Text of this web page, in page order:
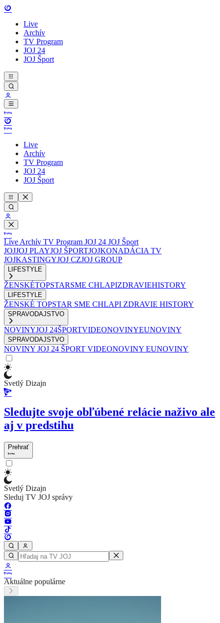
Live
Archív
TV Program
JOJ 24
JOJ Šport
Live
Archív
TV Program
JOJ 24
JOJ Šport
Live Archív TV Program JOJ 24 JOJ Šport
JOJJOJ PLAYJOJ ŠPORTJOJKONADÁCIA TV
JOJKASTINGYJOJ CZJOJ GROUP
LIFESTYLE
ŽENSKÉTOPSTARSME CHLAPIZDRAVIEHISTORY
LIFESTYLE
ŽENSKÉ TOPSTAR SME CHLAPI ZDRAVIE HISTORY
SPRAVODAJSTVO
NOVINYJOJ 24ŠPORTVIDEONOVINYEUNOVINY
SPRAVODAJSTVO
NOVINY JOJ 24 ŠPORT VIDEONOVINY EUNOVINY
Svetlý Dizajn
Sledujte svoje obľúbené relácie naživo ale
aj v predstihu
Prehrať
Svetlý Dizajn
Sleduj TV JOJ správy
Aktuálne populárne